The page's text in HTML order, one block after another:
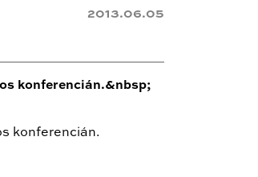
2013.06.05
konferencián.&nbsp;
konferencián.